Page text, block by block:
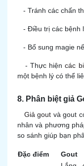
- Tránh các chấn
- Điều trị các bệnh
- Bổ sung magie
- Thực hiệncác
một bệnh lý có thể
8. Phân biệt giả
Giả gout và gout
nhân và phương
so sánh giúp bạn
Đặc điểm Gout